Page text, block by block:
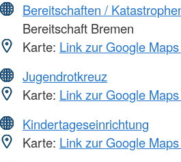
Bereitschaften /
Bereitschaft Bremen
Karte: Link zur Google
Jugendrotkreuz
Karte: Link zur Google
Kindertageseinrichtung
Karte: Link zur Google